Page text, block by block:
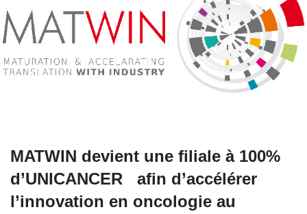
MATWIN devient une filiale à 100%
d’UNICANCER afin d’accélérer
l’innovation en oncologie au